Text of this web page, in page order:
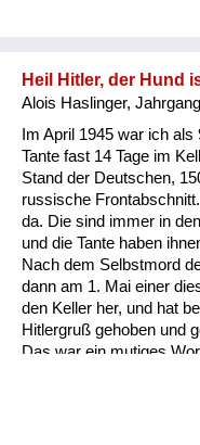
Heil Hitler, der Hund
Alois Haslinger,
Im April 1945 war ich
Tante fast 14 Tage im
Stand der Deutschen,
russische
da. Die sind immer in
und die Tante haben
Nach dem Selbstmord
dann am 1. Mai einer
den Keller her, und hat
Hitlergruß gehoben und
Das war ein mutiges